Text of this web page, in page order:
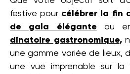
festive pour célébrer la fin
de gala élégante ou
dînatoire gastronomique,
une gamme variée de lieux,
une vue imprenable sur la